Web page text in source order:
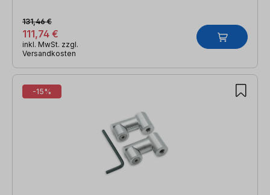
111,74 €
131,46 €
inkl. MwSt. zzgl.
Versandkosten
-15%